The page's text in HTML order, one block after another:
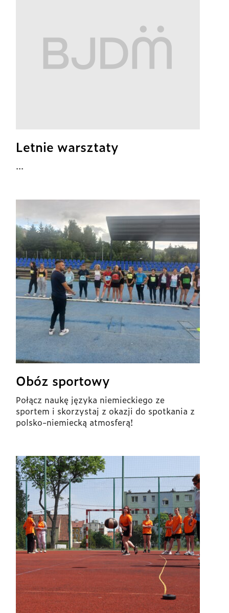
Letnie warsztaty
...
Obóz sportowy
Połącz naukę języka niemieckiego ze
sportem i skorzystaj z okazji do spotkania z
polsko-niemiecką atmosferą!